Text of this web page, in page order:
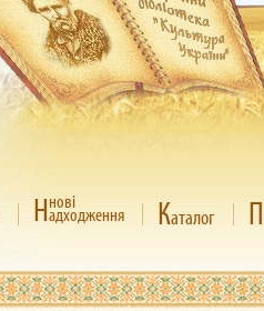
Ннові
адходження Каталог П